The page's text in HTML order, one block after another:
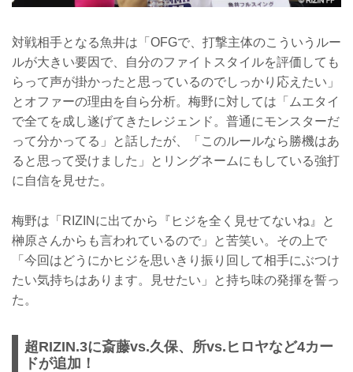
対戦相手となる魚井は「OFGで、打撃主体のこういうルー
ルが大きい要因で、自分のファイトスタイルを評価しても
らって声が掛かったと思っているのでしっかり応えたい」
とオファーの理由を自ら分析。梅野に対しては「ムエタイ
で全てを成し遂げてきたレジェンド。普通にモンスターだ
って分かってる」と話したが、「このルールなら勝機はあ
ると思って受けました」とリングネームにもしている強打
に自信を見せた。
梅野は「RIZINに出てから『ヒジを全く見せてないね』と
榊原さんからも言われているので」と苦笑い。その上で
「今回はどうにかヒジを思いきり振り回して相手にぶつけ
たい気持ちはあります。見せたい」と持ち味の発揮を誓っ
た。
超RIZIN.3に斎藤vs.久保、所vs.ヒロヤなど4カー
ドが追加！